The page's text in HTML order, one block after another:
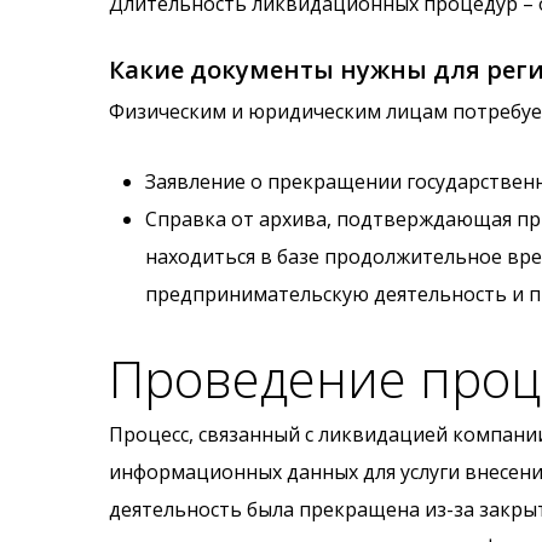
Какие документы нужны для
Физическим и юридическим лицам
Заявление о прекращении
Справка от архива, подтверждающая
находиться в базе продолжительное
предпринимательскую деятельность
Проведение
Процесс, связанный с ликвидацией
информационных данных для услуги
деятельность была прекращена из-за